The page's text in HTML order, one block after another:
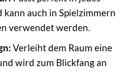
auch in Spielzimmern
verwendet werden.
Verleiht dem Raum eine
wird zum Blickfang an